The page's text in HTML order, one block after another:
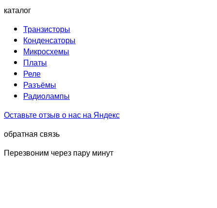
каталог
Транзисторы
Конденсаторы
Микросхемы
Платы
Реле
Разъёмы
Радиолампы
Оставьте отзыв о нас на Яндекс
обратная связь
Перезвоним через пару минут